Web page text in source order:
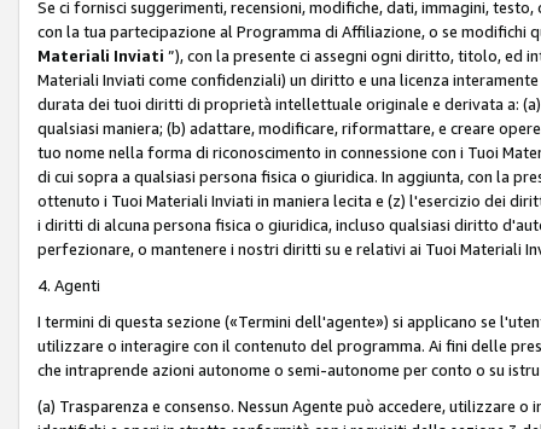
Se ci fornisci suggerimenti, recensioni, modifiche, dati, immagini,
con la tua partecipazione al Programma di Affiliazione, o se modifichi
Materiali Inviati ”), con la presente ci assegni ogni diritto, titolo, ed
Materiali Inviati come confidenziali) un diritto e una licenza
durata dei tuoi diritti di proprietà intellettuale originale e derivata a:
qualsiasi maniera; (b) adattare, modificare, riformattare, e creare
tuo nome nella forma di riconoscimento in connessione con i Tuoi
di cui sopra a qualsiasi persona fisica o giuridica. In aggiunta, con la
ottenuto i Tuoi Materiali Inviati in maniera lecita e (z) l'esercizio dei
i diritti di alcuna persona fisica o giuridica, incluso qualsiasi diritto
perfezionare, o mantenere i nostri diritti su e relativi ai Tuoi Materiali
4. Agenti
I termini di questa sezione («Termini dell'agente») si applicano se
utilizzare o interagire con il contenuto del programma. Ai fini delle
che intraprende azioni autonome o semi-autonome per conto o su
(a) Trasparenza e consenso. Nessun Agente può accedere, utilizzare